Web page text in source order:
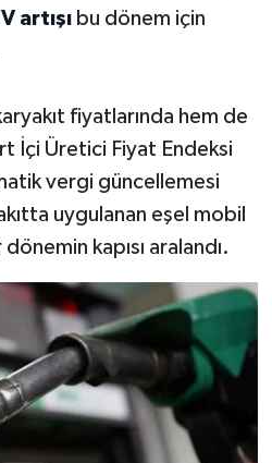
artışıbu dönem için
fiyatlarında hem de
İçi Üretici Fiyat Endeksi
vergi güncellemesi
uygulanan eşel mobil
kapısı aralandı.